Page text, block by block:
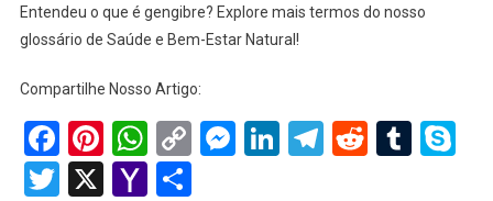
Entendeu o que é gengibre? Explore mais termos do nosso
glossário de Saúde e Bem-Estar Natural!
Compartilhe Nosso Artigo:
Facebook
Pinterest
WhatsApp
Copy
Link
Messenger
LinkedIn
Telegram
Reddit
Twitter
X YahooShare